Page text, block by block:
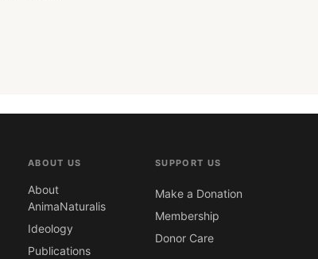
ABOUT US
About
AnimaNaturalis
Ideology
Publications
SUPPORT US
Make a Donation
Membership
Donor Care